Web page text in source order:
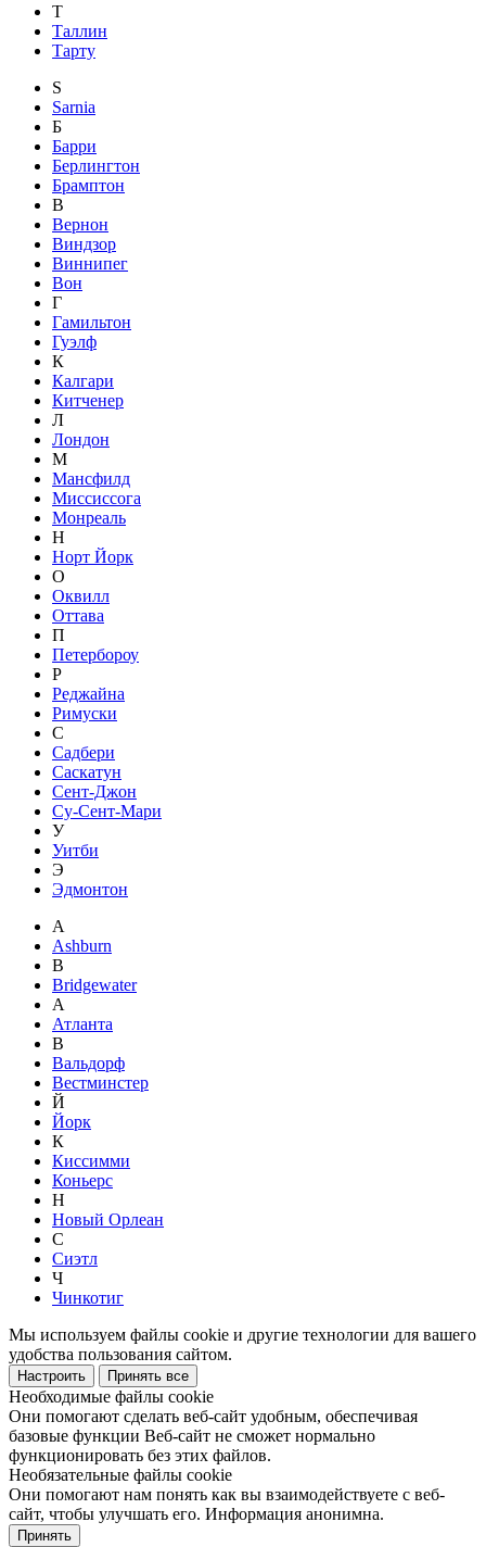
Т
Таллин
Тарту
S
Sarnia
Б
Барри
Берлингтон
Брамптон
В
Вернон
Виндзор
Виннипег
Вон
Г
Гамильтон
Гуэлф
К
Калгари
Китченер
Л
Лондон
М
Мансфилд
Миссиссога
Монреаль
Н
Норт Йорк
О
Оквилл
Оттава
П
Петербороу
Р
Реджайна
Римуски
С
Садбери
Саскатун
Сент-Джон
Су-Сент-Мари
У
Уитби
Э
Эдмонтон
A
Ashburn
B
Bridgewater
А
Атланта
В
Вальдорф
Вестминстер
Й
Йорк
К
Киссимми
Коньерс
Н
Новый Орлеан
С
Сиэтл
Ч
Чинкотиг
Мы используем файлы cookie и другие технологии для вашего
удобства пользования сайтом.
Настроить Принять все
Необходимые файлы cookie
Они помогают сделать веб-сайт удобным, обеспечивая
базовые функции Веб-сайт не сможет нормально
функционировать без этих файлов.
Необязательные файлы cookie
Они помогают нам понять как вы взаимодействуете с веб-
сайт, чтобы улучшать его. Информация анонимна.
Принять